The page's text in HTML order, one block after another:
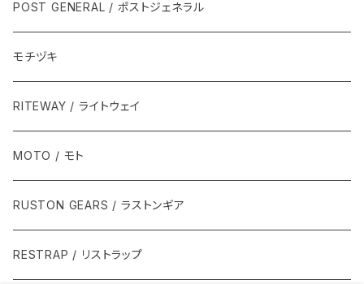
POST GENERAL / ポストジェネラル
モチヅキ
RITEWAY / ライトウェイ
MOTO / モト
RUSTON GEARS / ラストンギア
RESTRAP / リストラップ